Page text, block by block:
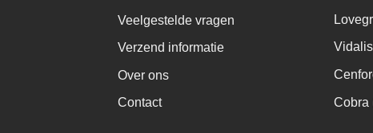
Veelgestelde vragen
Verzend informatie
Over ons
Contact Cobra